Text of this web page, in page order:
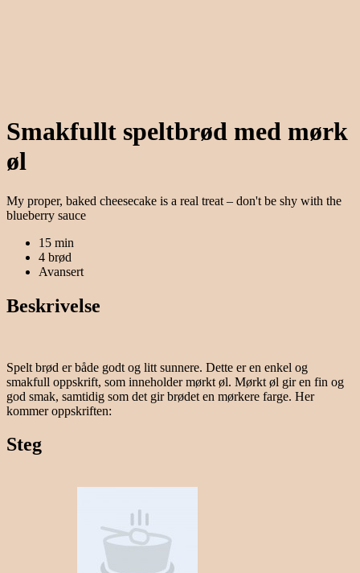
Smakfullt speltbrød med mørk
øl
My proper, baked cheesecake is a real treat – don't be shy with the
blueberry sauce
15 min
4 brød
Avansert
Beskrivelse
Spelt brød er både godt og litt sunnere. Dette er en enkel og
smakfull oppskrift, som inneholder mørkt øl. Mørkt øl gir en fin og
god smak, samtidig som det gir brødet en mørkere farge. Her
kommer oppskriften:
Steg